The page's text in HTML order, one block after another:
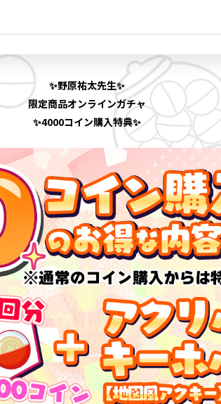
✨野原祐太先生✨
限定商品オンラインガチャ
✨4000コイン購入特典✨